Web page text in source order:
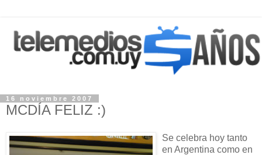
16 noviembre 2007
MCDÍA FELIZ :)
Se celebra hoy tanto
en Argentina como en